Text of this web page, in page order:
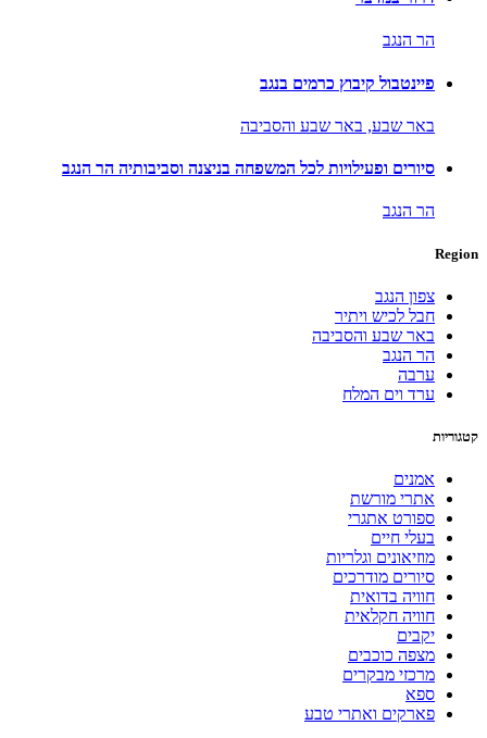
הר הנגב
פיינטבול קיבוץ כרמים בנגב
באר שבע, באר שבע והסביבה
סיורים ופעילויות לכל המשפחה בניצנה וסביבותיה הר הנגב
הר הנגב
Region
צפון הנגב
חבל לכיש ויתיר
באר שבע והסביבה
הר הנגב
ערבה
ערד וים המלח
קטגוריות
אמנים
אתרי מורשת
ספורט אתגרי
בעלי חיים
מוזיאונים וגלריות
סיורים מודרכים
חוויה בדואית
חוויה חקלאית
יקבים
מצפה כוכבים
מרכזי מבקרים
ספא
פארקים ואתרי טבע